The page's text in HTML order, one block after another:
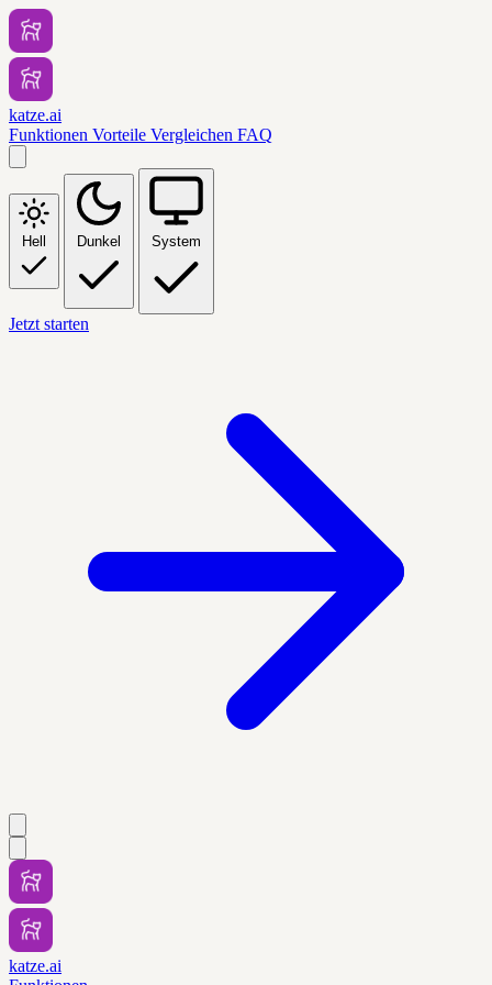
katze.ai
Funktionen Vorteile Vergleichen FAQ
Hell Dunkel System
Jetzt starten
katze.ai